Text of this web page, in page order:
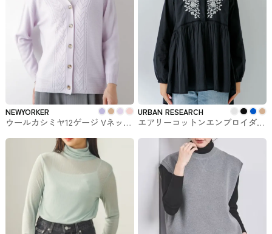
NEWYORKER
ウールカシミヤ12ゲージ Vネック
NEWYORKER #トップス
URBAN RESEARCH
エアリーコットンエンブロイダリ
購入できるSonny Label